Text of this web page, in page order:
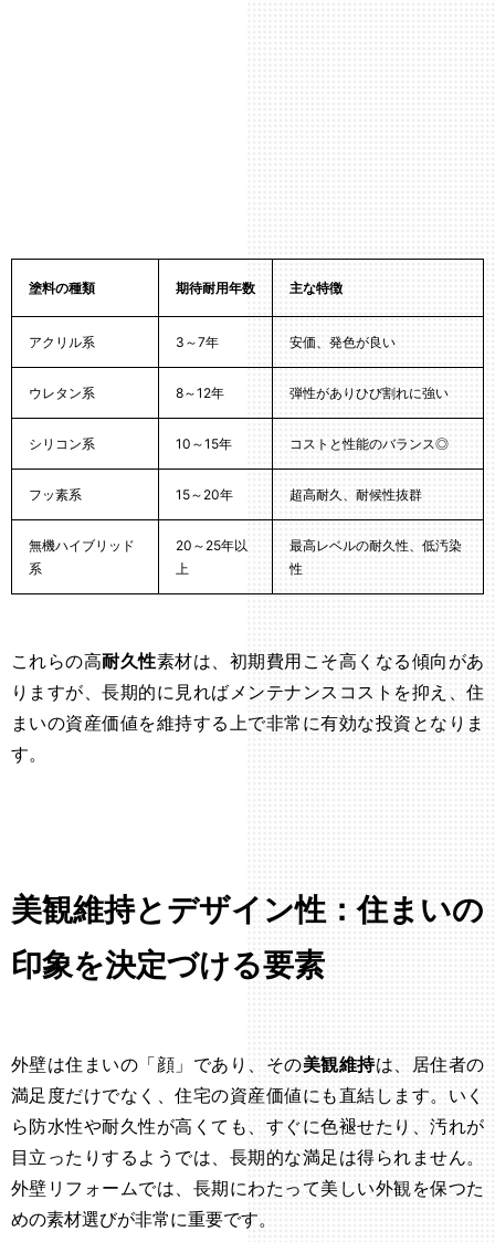
塗料の種類 期待耐用年数 主な特徴
アクリル系 3～7年 安価、発色が良い
ウレタン系 8～12年 弾性がありひび割れに強い
シリコン系 10～15年 コストと性能のバランス◎
フッ素系 15～20年 超高耐久、耐候性抜群
無機ハイブリッド
系
20～25年以
上
最高レベルの耐久性、低汚染
性
これらの高耐久性素材は、初期費用こそ高くなる傾向があ
りますが、長期的に見ればメンテナンスコストを抑え、住
まいの資産価値を維持する上で非常に有効な投資となりま
す。
美観維持とデザイン性：住まいの
印象を決定づける要素
外壁は住まいの「顔」であり、その美観維持は、居住者の
満足度だけでなく、住宅の資産価値にも直結します。いく
ら防水性や耐久性が高くても、すぐに色褪せたり、汚れが
目立ったりするようでは、長期的な満足は得られません。
外壁リフォームでは、長期にわたって美しい外観を保つた
めの素材選びが非常に重要です。